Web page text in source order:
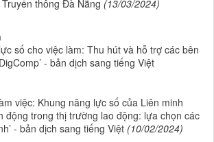
thông Đà Nẵng (13/03/2024)
số cho việc làm: Thu hút và hỗ trợ các bên
- bản dịch sang tiếng Việt
việc: Khung năng lực số của Liên minh
động trong thị trường lao động: lựa chọn các
- bản dịch sang tiếng Việt (10/02/2024)